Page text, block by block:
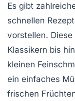
Es gibt
schnellen
vorstellen.
Klassikern bis
kleinen
ein einfaches
frischen